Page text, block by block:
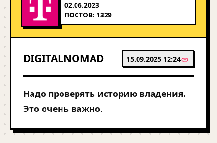
02.06.2023
ПОСТОВ: 1329
DIGITALNOMAD 15.09.2025 12:24
Надо проверять историю владения.
Это очень важно.